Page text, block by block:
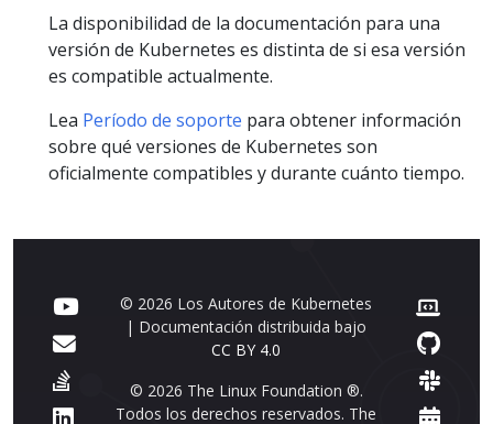
La disponibilidad de la documentación para una
versión de Kubernetes es distinta de si esa versión
es compatible actualmente.
Lea Período de soporte para obtener información
sobre qué versiones de Kubernetes son
oficialmente compatibles y durante cuánto tiempo.
© 2026 Los Autores de Kubernetes
| Documentación distribuida bajo
CC BY 4.0
© 2026 The Linux Foundation ®.
Todos los derechos reservados. The